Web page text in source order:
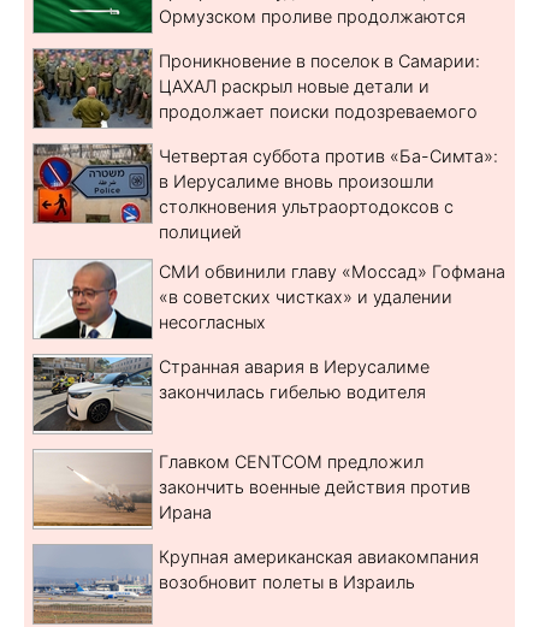
Ормузском проливе продолжаются
Проникновение в поселок в Самарии:
ЦАХАЛ раскрыл новые детали и
продолжает поиски подозреваемого
Четвертая суббота против «Ба-Симта»:
в Иерусалиме вновь произошли
столкновения ультраортодоксов с
полицией
СМИ обвинили главу «Моссад» Гофмана
«в советских чистках» и удалении
несогласных
Странная авария в Иерусалиме
закончилась гибелью водителя
Главком CENTCOM предложил
закончить военные действия против
Ирана
Крупная американская авиакомпания
возобновит полеты в Израиль